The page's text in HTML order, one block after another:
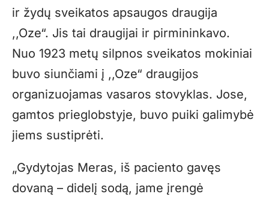
ir žydų sveikatos apsaugos draugija
,,Oze“. Jis tai draugijai ir pirmininkavo.
Nuo 1923 metų silpnos sveikatos mokiniai
buvo siunčiami į ,,Oze“ draugijos
organizuojamas vasaros stovyklas. Jose,
gamtos prieglobstyje, buvo puiki galimybė
jiems sustiprėti.
„Gydytojas Meras, iš paciento gavęs
dovaną – didelį sodą, jame įrengė